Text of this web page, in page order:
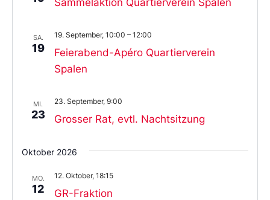
SA.
19
Feierabend-Apéro Quartierverein
Spalen
19. September, 10:00 – 12:00
MI.
23 Grosser Rat, evtl. Nachtsitzung
23. September, 9:00
Oktober 2026
MO.
12 GR-Fraktion
12. Oktober, 18:15